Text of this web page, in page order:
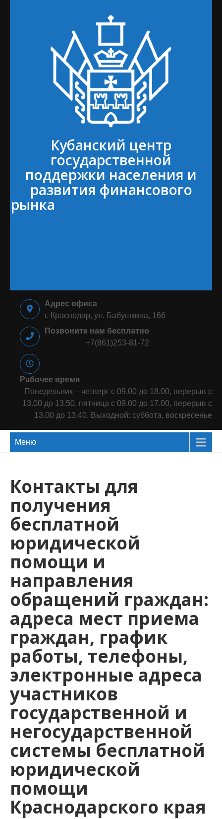
Кубанский центр
государственной
поддержки населения и
развития финансового
рынка⠀⠀⠀⠀⠀⠀⠀⠀⠀⠀⠀⠀⠀⠀⠀
⠀⠀⠀⠀⠀⠀⠀⠀⠀⠀⠀⠀⠀⠀⠀⠀⠀⠀⠀
Адрес офиса
г. Краснодар, ул. Бабушкина, 166
Позвоните нам бесплатно
+7(861)253-81-72
Рабочее время
Понедельник – четверг с 09.00 до 18.00, перерыв с
13.00 до 13.50, пятница с 09.00 до 17.00, перерыв с
13.00 до 13.40. Выходной: суббота, воскресенье
Меню
Контакты для
получения
бесплатной
юридической
помощи и
направления
обращений граждан:
адреса мест приема
граждан, график
работы, телефоны,
электронные адреса
участников
государственной и
негосударственной
системы бесплатной
юридической
помощи
Краснодарского края